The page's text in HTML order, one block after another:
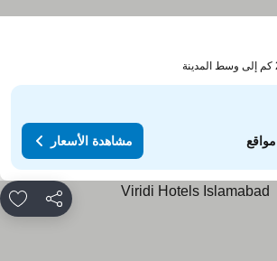
الأسعار
مشاهدة الأسعار
مشاركة